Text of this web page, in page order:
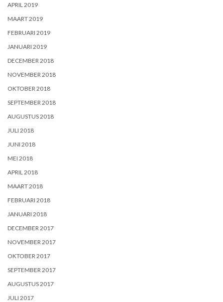
APRIL 2019
MAART 2019
FEBRUARI 2019
JANUARI 2019
DECEMBER 2018
NOVEMBER 2018
OKTOBER 2018
SEPTEMBER 2018
AUGUSTUS 2018
JULI 2018
JUNI 2018
MEI 2018
APRIL 2018
MAART 2018
FEBRUARI 2018
JANUARI 2018
DECEMBER 2017
NOVEMBER 2017
OKTOBER 2017
SEPTEMBER 2017
AUGUSTUS 2017
JULI 2017